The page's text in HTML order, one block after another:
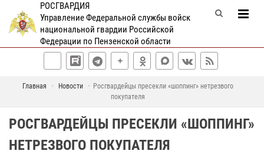
РОСГВАРДИЯ
Управление Федеральной службы войск
национальной гвардии Российской
Федерации по Пензенской области
Главная Новости
Росгвардейцы пресекли «шоппинг» нетрезвого
покупателя
РОСГВАРДЕЙЦЫ ПРЕСЕКЛИ «ШОППИНГ»
НЕТРЕЗВОГО ПОКУПАТЕЛЯ